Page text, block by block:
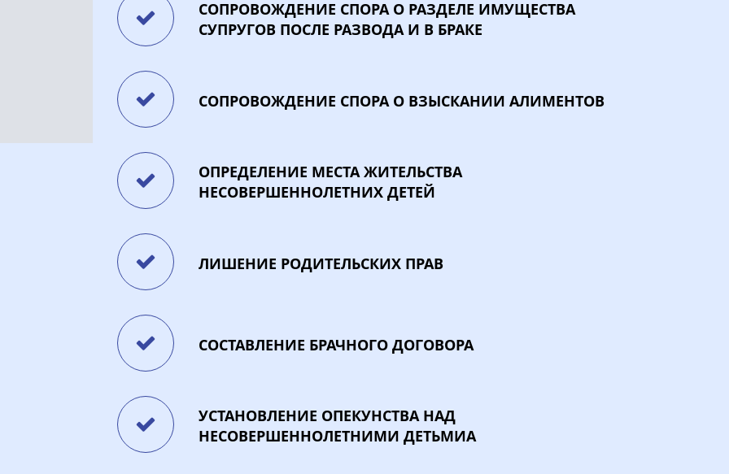
СОПРОВОЖДЕНИЕ СПОРА О РАЗДЕЛЕ ИМУЩЕСТВА
СУПРУГОВ ПОСЛЕ РАЗВОДА И В БРАКЕ
СОПРОВОЖДЕНИЕ СПОРА О ВЗЫСКАНИИ АЛИМЕНТОВ
ОПРЕДЕЛЕНИЕ МЕСТА ЖИТЕЛЬСТВА
НЕСОВЕРШЕННОЛЕТНИХ ДЕТЕЙ
ЛИШЕНИЕ РОДИТЕЛЬСКИХ ПРАВ
СОСТАВЛЕНИЕ БРАЧНОГО ДОГОВОРА
УСТАНОВЛЕНИЕ ОПЕКУНСТВА НАД
НЕСОВЕРШЕННОЛЕТНИМИ ДЕТЬМИА